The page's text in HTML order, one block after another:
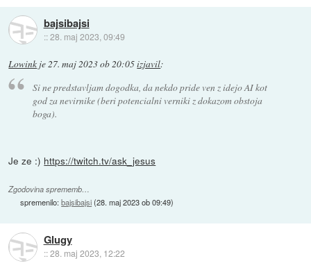
bajsibajsi
::28. maj 2023, 09:49
Lowink je27. maj 2023 ob 20:05izjavil:
Si ne predstavljam dogodka, da nekdo pride ven z idejo AI kot
god za nevirnike (beri potencialni verniki z dokazom obstoja
boga).
Je ze :) https://twitch.tv/ask_jesus
Zgodovina sprememb…
spremenilo:bajsibajsi(28. maj 2023 ob 09:49)
Glugy
::28. maj 2023, 12:22